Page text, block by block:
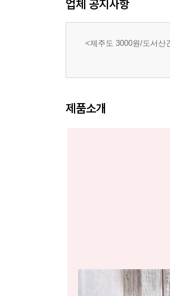
업체 공지사항
<제주도 3000원/도서산
제품소개